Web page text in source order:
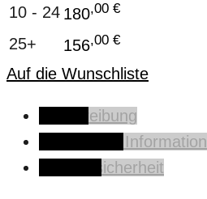
10 - 24 180,00 €
25+ 156,00 €
Auf die Wunschliste
Beschreibung
Zusätzliche Information
Produktsicherheit